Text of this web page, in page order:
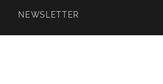
NEWSLETTER